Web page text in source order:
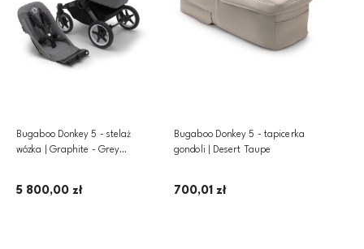
Bugaboo Donkey 5 - stelaż
wózka | Graphite - Grey
5 800,00 zł
Bugaboo Donkey 5 - tapicerka
gondoli | Desert Taupe
700,01 zł